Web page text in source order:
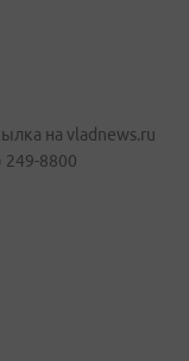
на vladnews.ru
249-8800